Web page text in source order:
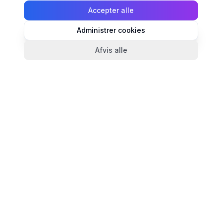
Accepter alle
Administrer cookies
Afvis alle